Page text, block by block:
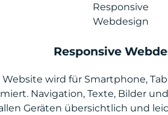
Responsive
Website wird für Smartphone,
Navigation, Texte, Bilder
Geräten übersichtlich und